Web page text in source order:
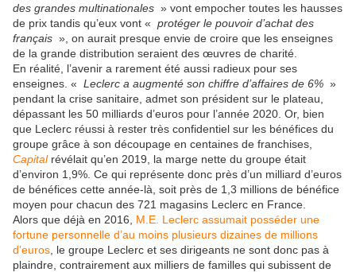
des grandes multinationales » vont empocher toutes les hausses
de prix tandis qu’eux vont « protéger le pouvoir d’achat des
français », on aurait presque envie de croire que les enseignes
de la grande distribution seraient des œuvres de charité.
En réalité, l’avenir a rarement été aussi radieux pour ses
enseignes. « Leclerc a augmenté son chiffre d’affaires de 6% »
pendant la crise sanitaire, admet son président sur le plateau,
dépassant les 50 milliards d’euros pour l’année 2020. Or, bien
que Leclerc réussi à rester très confidentiel sur les bénéfices du
groupe grâce à son découpage en centaines de franchises,
Capitalrévélait qu’en 2019, la marge nette du groupe était
d’environ 1,9%. Ce qui représente donc près d’un milliard d’euros
de bénéfices cette année-là, soit près de 1,3 millions de bénéfice
moyen pour chacun des 721 magasins Leclerc en France.
Alors que déjà en 2016, M.E. Leclerc assumait posséder une
fortune personnelle d’au moins plusieurs dizaines de millions
d’euros , le groupe Leclerc et ses dirigeants ne sont donc pas à
plaindre, contrairement aux milliers de familles qui subissent de